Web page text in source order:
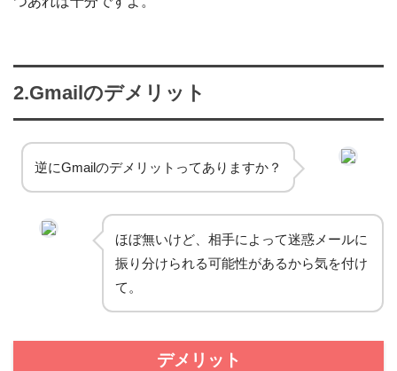
2.Gmailのデメリット
逆にGmailのデメリットってありますか？
ほぼ無いけど、相手によって迷惑メールに
振り分けられる可能性があるから気を付け
て。
デメリット